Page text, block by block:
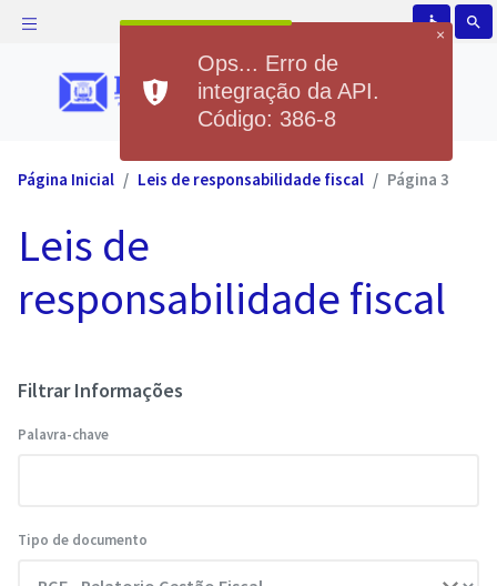
accessible search
Página Inicial Leis de responsabilidade fiscal Página 3
Leis de
responsabilidade fiscal
Filtrar Informações
Palavra-chave
Tipo de documento
×
Ops... Erro de
integração da API.
Código: 386-8